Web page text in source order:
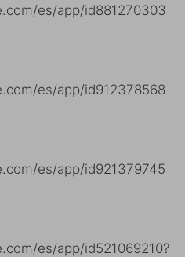
es/app/id881270303
es/app/id912378568
es/app/id921379745
es/app/id521069210?